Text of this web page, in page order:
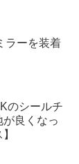
ラーを装着
のシールチ
が良くなっ